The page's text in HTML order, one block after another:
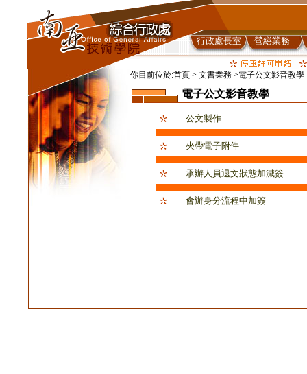
行政處長室 營繕業務
你目前位於:首頁 > 文書業務 >電子公文影音教學
電子公文影音教學
公文製作
夾帶電子附件
承辦人員退文狀態加減簽
會辦身分流程中加簽